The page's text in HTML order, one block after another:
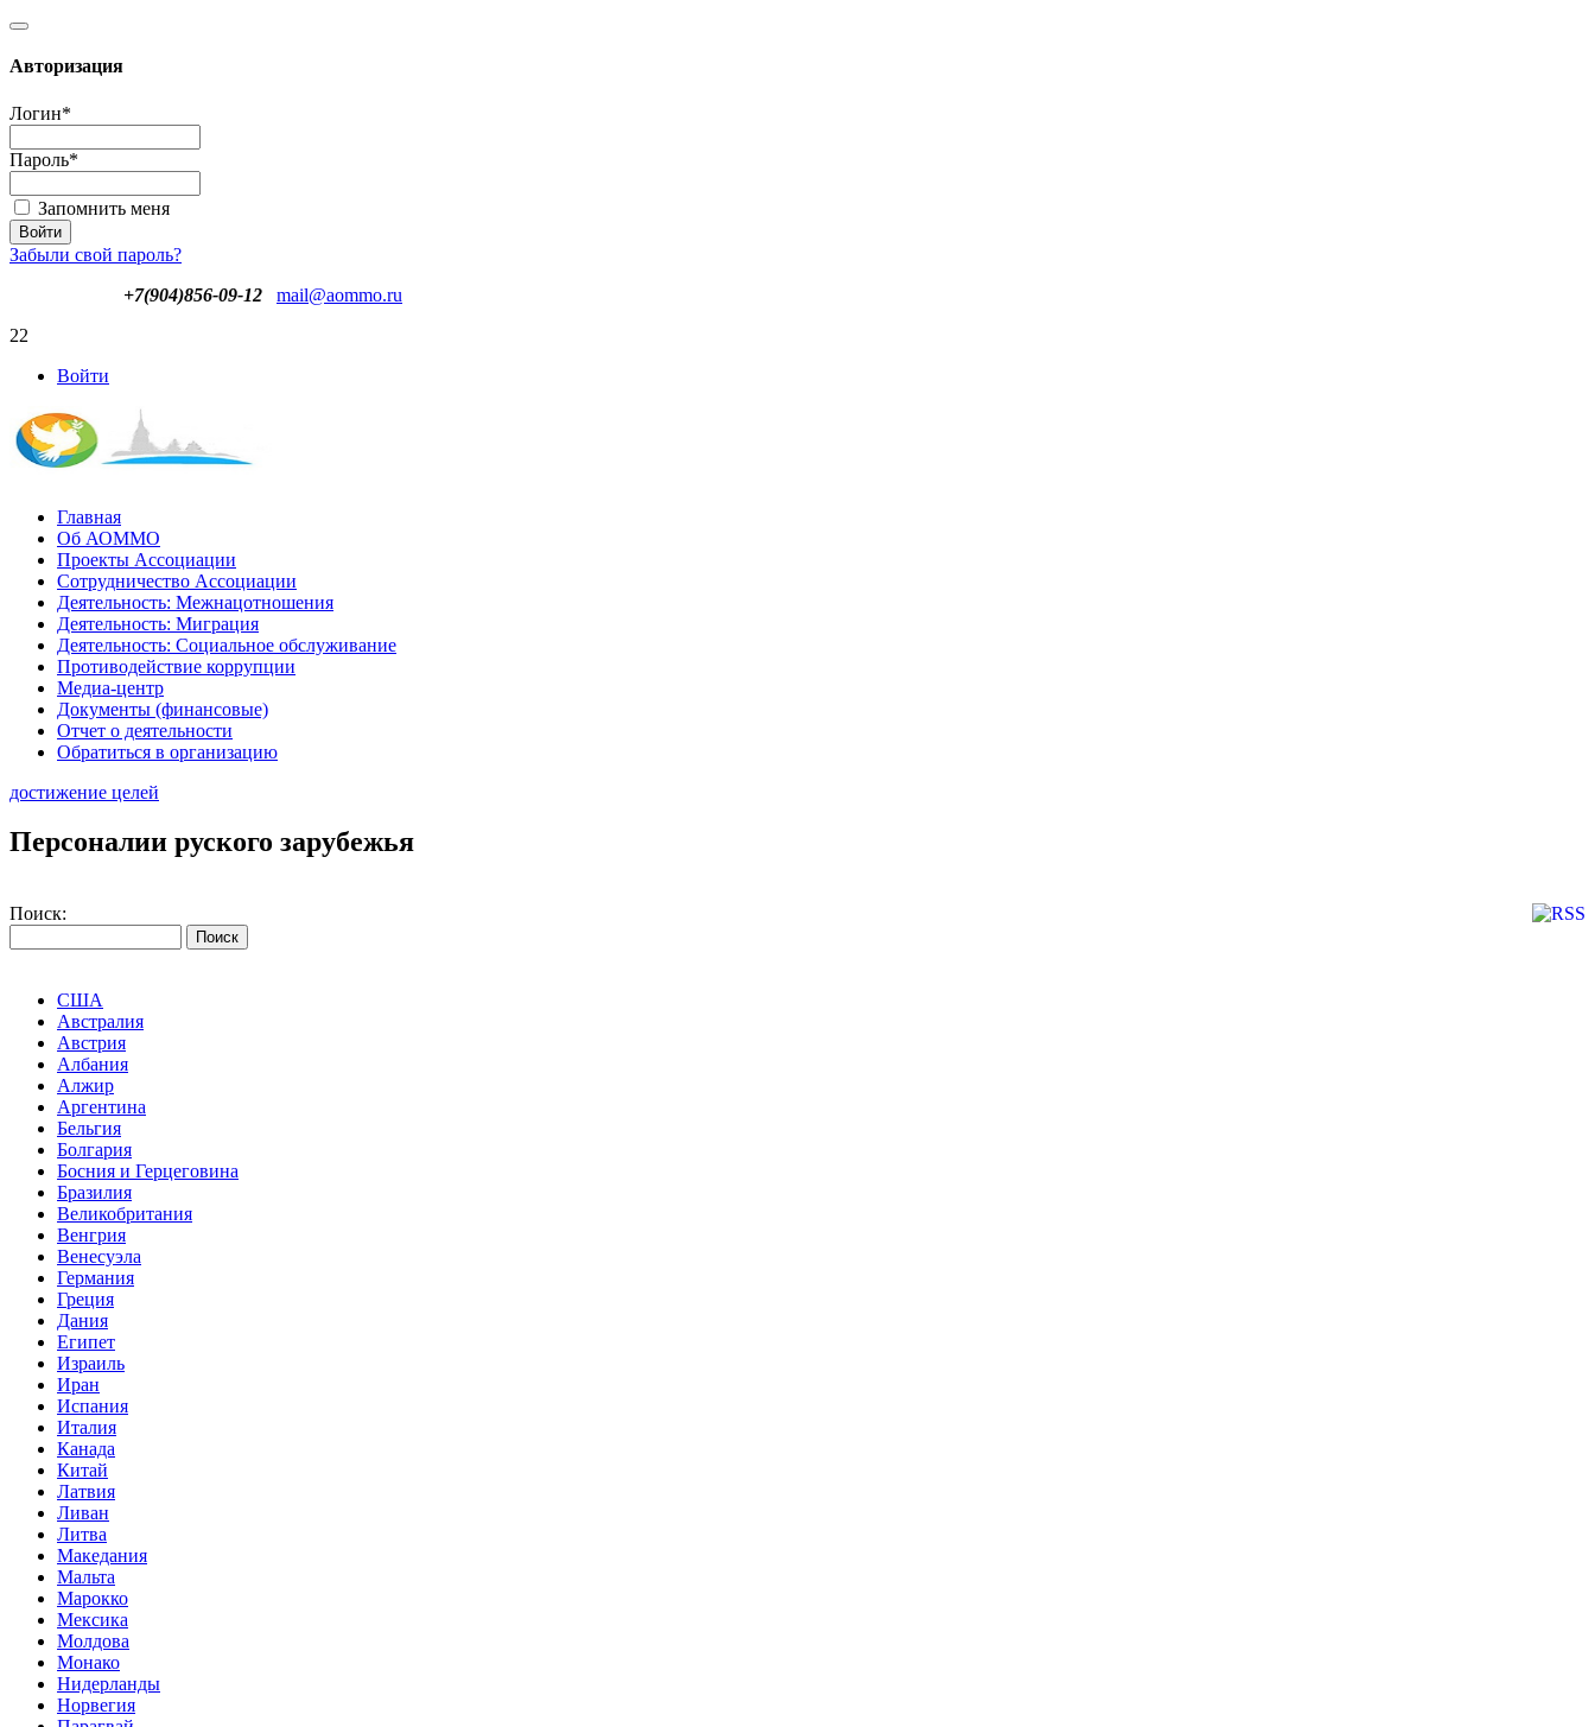
Авторизация
Логин*
Пароль*
Запомнить меня
Забыли свой пароль?
+7(904)856-09-12
mail@aommo.ru
22
Войти
Главная
Об АОММО
Проекты Ассоциации
Сотрудничество Ассоциации
Деятельность: Межнацотношения
Деятельность: Миграция
Деятельность: Социальное обслуживание
Противодействие коррупции
Медиа-центр
Документы (финансовые)
Отчет о деятельности
Обратиться в организацию
достижение целей
Персоналии руского зарубежья
Поиск:
США
Австралия
Австрия
Албания
Алжир
Аргентина
Бельгия
Болгария
Босния и Герцеговина
Бразилия
Великобритания
Венгрия
Венесуэла
Германия
Греция
Дания
Египет
Израиль
Иран
Испания
Италия
Канада
Китай
Латвия
Ливан
Литва
Македания
Мальта
Марокко
Мексика
Молдова
Монако
Нидерланды
Норвегия